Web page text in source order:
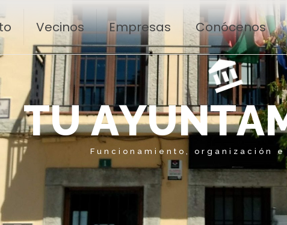
Vecinos Empresas Conócenos
TUAYUNTA
Funcionamiento, organización